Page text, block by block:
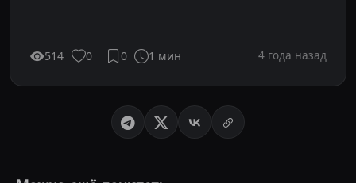
514 0 0 1 мин 4 года назад